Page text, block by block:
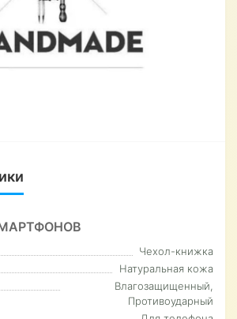
Чехол-книжка
Натуральная кожа
Влагозащищенный,
Противоударный